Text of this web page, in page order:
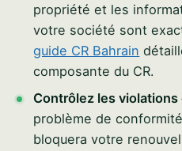
propriété et les
votre société sont
guide CR Bahrain
composante du CR.
Contrôlez les
problème de
bloquera votre